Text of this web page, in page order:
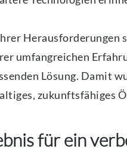
Herausforderungen
umfangreichen
Lösung. Damit
zukunftsfähiges
für ein